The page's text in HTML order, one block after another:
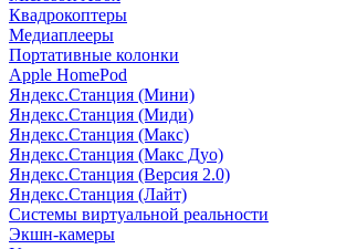
Квадрокоптеры
Медиаплееры
Портативные колонки
Apple HomePod
Яндекс.Станция (Мини)
Яндекс.Станция (Миди)
Яндекс.Станция (Макс)
Яндекс.Станция (Макс Дуо)
Яндекс.Станция (Версия 2.0)
Яндекс.Станция (Лайт)
Системы виртуальной реальности
Экшн-камеры